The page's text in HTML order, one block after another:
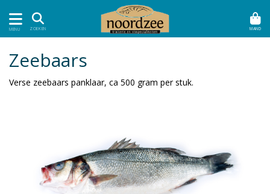
MENU ZOEKEN MAND
Zeebaars
Verse zeebaars panklaar, ca 500 gram per stuk.